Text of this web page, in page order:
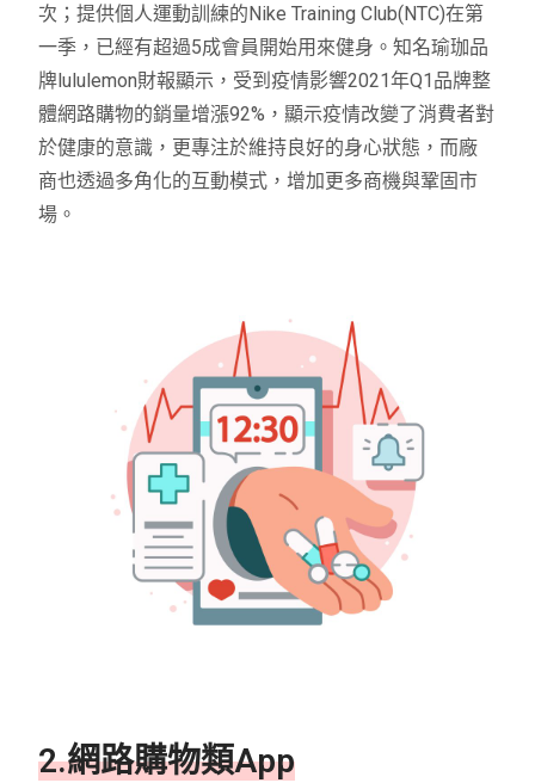
次；提供個人運動訓練的Nike Training Club(NTC)在第
一季，已經有超過5成會員開始用來健身。知名瑜珈品
牌lululemon財報顯示，受到疫情影響2021年Q1品牌整
體網路購物的銷量增漲92%，顯示疫情改變了消費者對
於健康的意識，更專注於維持良好的身心狀態，而廠
商也透過多角化的互動模式，增加更多商機與鞏固市
場。
2.網路購物類App